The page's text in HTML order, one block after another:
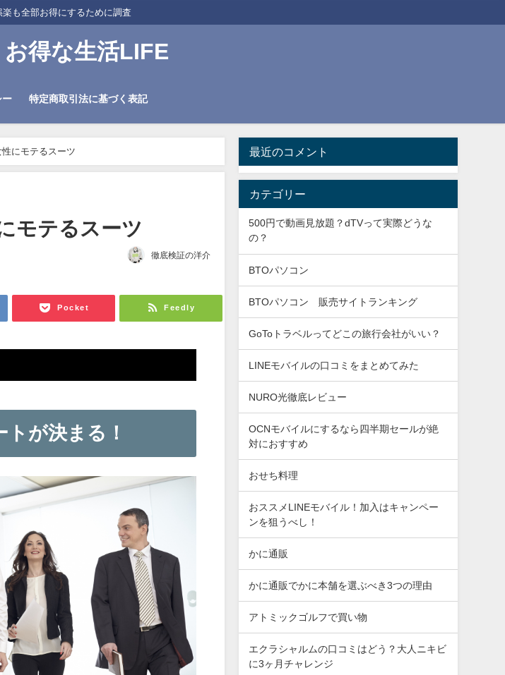
も全部お得にするために調査
得な生活LIFE
ー 特定商取引法に基づく表記
にモテるスーツ
モテるスーツ
徹底検証の洋介
Pocket Feedly
が決まる！
最近のコメント
カテゴリー
500円で動画見放題？dTVって実際どうな
の？
BTOパソコン
BTOパソコン 販売サイトランキング
GoToトラベルってどこの旅行会社がいい？
LINEモバイルの口コミをまとめてみた
NURO光徹底レビュー
OCNモバイルにするなら四半期セールが絶
対におすすめ
おせち料理
おススメLINEモバイル！加入はキャンペー
ンを狙うべし！
かに通販
かに通販でかに本舗を選ぶべき3つの理由
アトミックゴルフで買い物
エクラシャルムの口コミはどう？大人ニキビ
に3ヶ月チャレンジ